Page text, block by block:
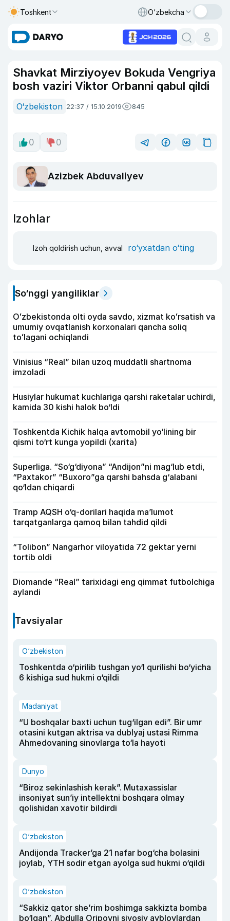
Toshkent O‘zbekcha
Shavkat Mirziyoyev Bokuda Vengriya
bosh vaziri Viktor Orbanni qabul qildi
O‘zbekiston 22:37 / 15.10.2019 845
0 0
Azizbek Abduvaliyev
Izohlar
Izoh qoldirish uchun, avval ro‘yxatdan o‘ting
So‘nggi yangiliklar
Oʻzbekistonda olti oyda savdo, xizmat koʻrsatish va
umumiy ovqatlanish korxonalari qancha soliq
toʻlagani ochiqlandi
Vinisius “Real” bilan uzoq muddatli shartnoma
imzoladi
Husiylar hukumat kuchlariga qarshi raketalar uchirdi,
kamida 30 kishi halok bo‘ldi
Toshkentda Kichik halqa avtomobil yo‘lining bir
qismi to‘rt kunga yopildi (xarita)
Superliga. “So‘g‘diyona” “Andijon”ni mag‘lub etdi,
“Paxtakor” “Buxoro”ga qarshi bahsda g‘alabani
qo‘ldan chiqardi
Tramp AQSH o‘q-dorilari haqida ma’lumot
tarqatganlarga qamoq bilan tahdid qildi
“Tolibon” Nangarhor viloyatida 72 gektar yerni
tortib oldi
Diomande “Real” tarixidagi eng qimmat futbolchiga
aylandi
Tavsiyalar
O‘zbekiston
Toshkentda o‘pirilib tushgan yo‘l qurilishi bo‘yicha
6 kishiga sud hukmi o‘qildi
Madaniyat
“U boshqalar baxti uchun tug‘ilgan edi”. Bir umr
otasini kutgan aktrisa va dublyaj ustasi Rimma
Ahmedovaning sinovlarga to‘la hayoti
Dunyo
“Biroz sekinlashish kerak”. Mutaxassislar
insoniyat sun’iy intellektni boshqara olmay
qolishidan xavotir bildirdi
O‘zbekiston
Andijonda Tracker’ga 21 nafar bog‘cha bolasini
joylab, YTH sodir etgan ayolga sud hukmi o‘qildi
O‘zbekiston
“Sakkiz qator she’rim boshimga sakkizta bomba
bo‘lgan”. Abdulla Oripovni siyosiy ayblovlardan